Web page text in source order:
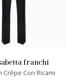
franchi
Crêpe Con Ricami